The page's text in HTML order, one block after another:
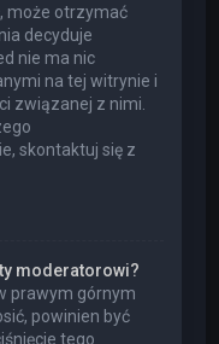
może otrzymać
decyduje
nie ma nic
na tej witrynie i
związanej z nimi.
skontaktuj się z
moderatorowi?
prawym górnym
powinien być
tego